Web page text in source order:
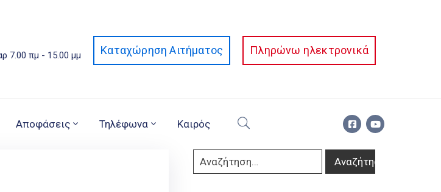
7.00 πμ - 15.00 μμ Καταχώρηση Αιτήματος Πληρώνω ηλεκτρονικά
Αποφάσεις Τηλέφωνα Καιρός